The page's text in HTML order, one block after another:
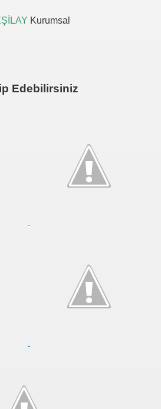
Kurumsal
Edebilirsiniz